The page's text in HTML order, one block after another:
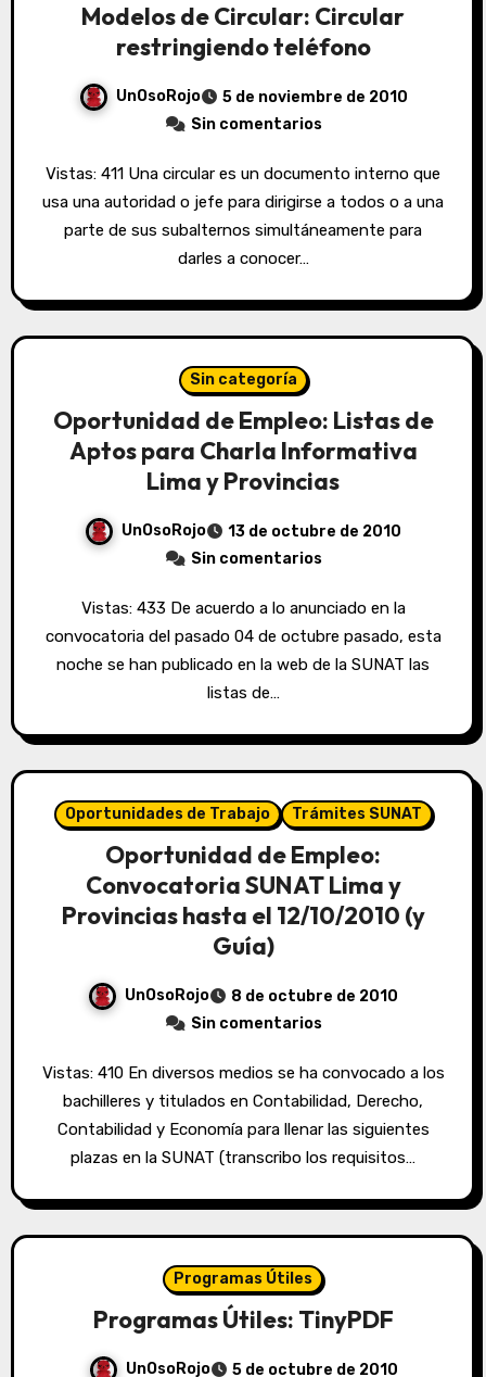
Modelos de Circular: Circular
restringiendo teléfono
UnOsoRojo
5 de noviembre de 2010
Sin comentarios
Vistas: 411 Una circular es un documento interno que
usa una autoridad o jefe para dirigirse a todos o a una
parte de sus subalternos simultáneamente para
darles a conocer…
Sin categoría
Oportunidad de Empleo: Listas de
Aptos para Charla Informativa
Lima y Provincias
UnOsoRojo
13 de octubre de 2010
Sin comentarios
Vistas: 433 De acuerdo a lo anunciado en la
convocatoria del pasado 04 de octubre pasado, esta
noche se han publicado en la web de la SUNAT las
listas de…
Oportunidades de Trabajo Trámites SUNAT
Oportunidad de Empleo:
Convocatoria SUNAT Lima y
Provincias hasta el 12/10/2010 (y
Guía)
UnOsoRojo
8 de octubre de 2010
Sin comentarios
Vistas: 410 En diversos medios se ha convocado a los
bachilleres y titulados en Contabilidad, Derecho,
Contabilidad y Economía para llenar las siguientes
plazas en la SUNAT (transcribo los requisitos…
Programas Útiles
Programas Útiles: TinyPDF
UnOsoRojo
5 de octubre de 2010